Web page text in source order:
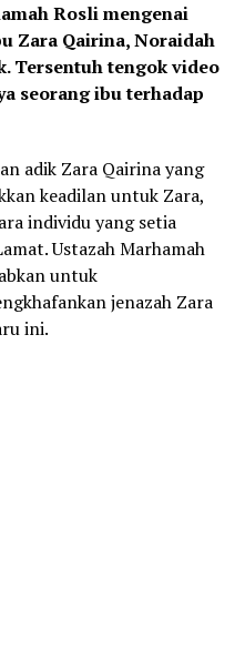
Rosli mengenai
Zara Qairina, Noraidah
Tersentuh tengok video
seorang ibu terhadap
adik Zara Qairina yang
keadilan untuk Zara,
individu yang setia
Ustazah Marhamah
untuk
jenazah Zara
ini.